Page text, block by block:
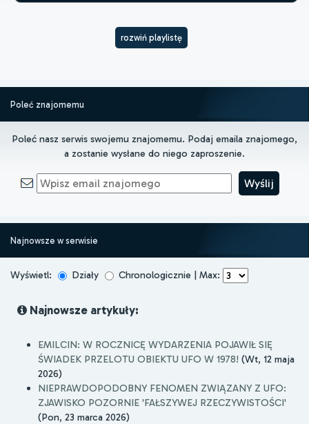
rozwiń playlistę
Poleć znajomemu
Poleć nasz serwis swojemu znajomemu. Podaj emaila znajomego,
a zostanie wysłane do niego zaproszenie.
Najnowsze w serwisie
Wyświetl: Działy Chronologicznie | Max:
Najnowsze artykuły:
EMILCIN: W ROCZNICĘ WYDARZENIA POJAWIŁ SIĘ
ŚWIADEK PRZELOTU OBIEKTU UFO W 1978! (Wt, 12 maja
2026)
NIEPRAWDOPODOBNY FENOMEN ZWIĄZANY Z UFO:
ZJAWISKO POZORNIE 'FAŁSZYWEJ RZECZYWISTOŚCI'
(Pon, 23 marca 2026)